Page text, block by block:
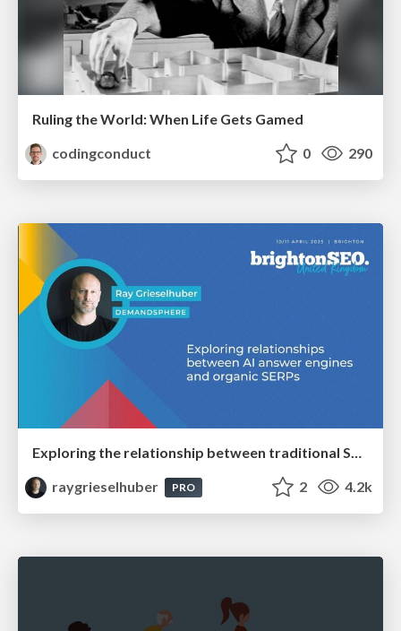
Ruling the World: When Life Gets Gamed
codingconduct
0 290
Exploring the relationship between traditional SERPs and Gen AI search
raygrieselhuber
PRO 2 4.2k